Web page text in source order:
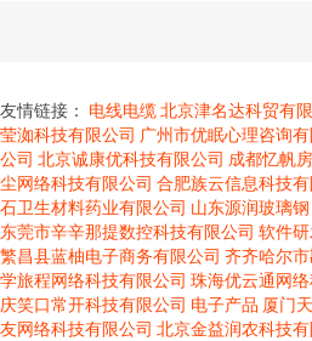
友情链接： 电线电缆北京津名达科贸有
莹洳科技有限公司 广州市优眠心理咨询
公司 北京诚康优科技有限公司 成都忆帆
尘网络科技有限公司 合肥族云信息科技有
石卫生材料药业有限公司 山东源润玻璃钢
东莞市辛辛那提数控科技有限公司 软件
繁昌县蓝柚电子商务有限公司 齐齐哈尔
学旅程网络科技有限公司 珠海优云通网
庆笑口常开科技有限公司 电子产品 厦门
友网络科技有限公司 北京金益润农科技有